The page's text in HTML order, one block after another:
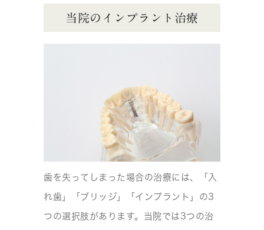
当院のインプラント治療
歯を失ってしまった場合の治療には、「入
れ歯」「ブリッジ」「インプラント」の3
つの選択肢があります。当院では3つの治